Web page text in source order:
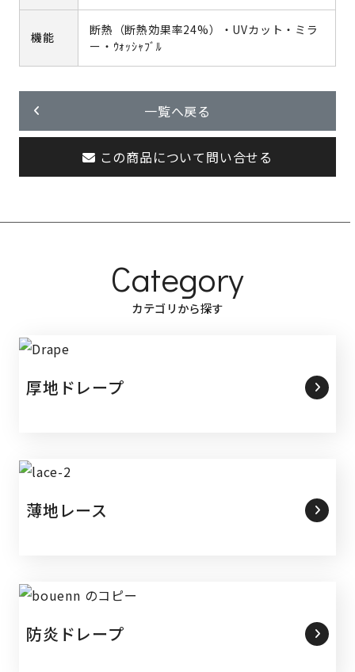
機能
断熱（断熱効果率24%）・UVカット・ミラ
ー・ｳｫｯｼｬﾌﾞﾙ
一覧へ戻る
この商品について問い合せる
Category
カテゴリから探す
厚地ドレープ
薄地レース
防炎ドレープ